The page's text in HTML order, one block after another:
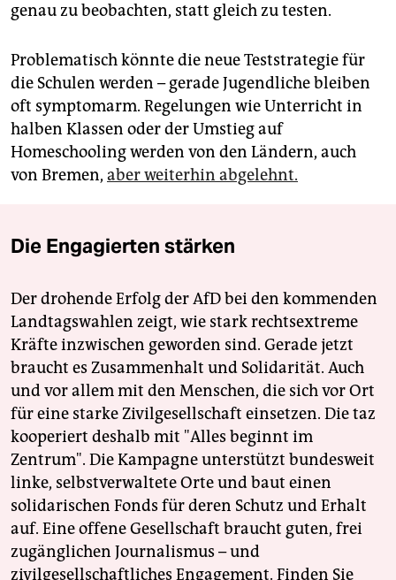
genau zu beobachten, statt gleich zu testen.
Problematisch könnte die neue Teststrategie für
die Schulen werden – gerade Jugendliche bleiben
oft symptomarm. Regelungen wie Unterricht in
halben Klassen oder der Umstieg auf
Homeschooling werden von den Ländern, auch
von Bremen, aber weiterhin abgelehnt.
Die Engagierten stärken
Der drohende Erfolg der AfD bei den kommenden
Landtagswahlen zeigt, wie stark rechtsextreme
Kräfte inzwischen geworden sind. Gerade jetzt
braucht es Zusammenhalt und Solidarität. Auch
und vor allem mit den Menschen, die sich vor Ort
für eine starke Zivilgesellschaft einsetzen. Die taz
kooperiert deshalb mit "Alles beginnt im
Zentrum". Die Kampagne unterstützt bundesweit
linke, selbstverwaltete Orte und baut einen
solidarischen Fonds für deren Schutz und Erhalt
auf. Eine offene Gesellschaft braucht guten, frei
zugänglichen Journalismus – und
zivilgesellschaftliches Engagement. Finden Sie